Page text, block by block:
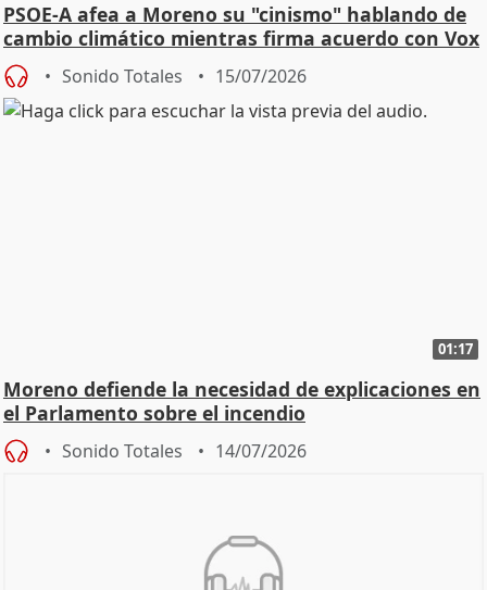
PSOE-A afea a Moreno su "cinismo" hablando de
cambio climático mientras firma acuerdo con Vox
Sonido Totales 15/07/2026
01:17
Moreno defiende la necesidad de explicaciones en
el Parlamento sobre el incendio
Sonido Totales 14/07/2026